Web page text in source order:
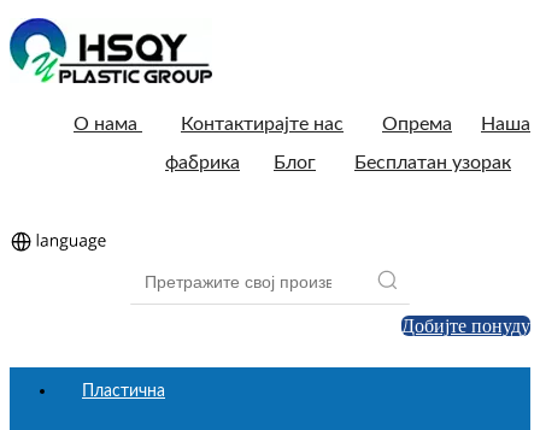
О нама Контактирајте нас Опрема
Наша
фабрика
Блог Бесплатан узорак
Добијте понуду
Пластична